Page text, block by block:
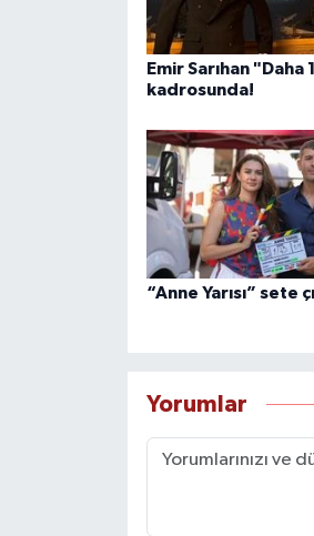
Emir Sarıhan "Daha
kadrosunda!
“Anne Yarısı” sete
Yorumlar